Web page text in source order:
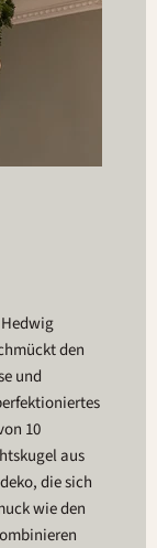
den
und
10
aus
die sich
wie den